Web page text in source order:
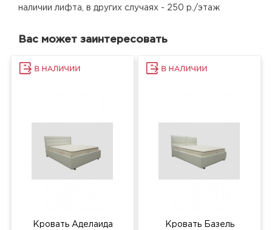
наличии лифта, в других случаях - 250 р./этаж
Вас может заинтересовать
Кровать Аделаида Кровать Базель